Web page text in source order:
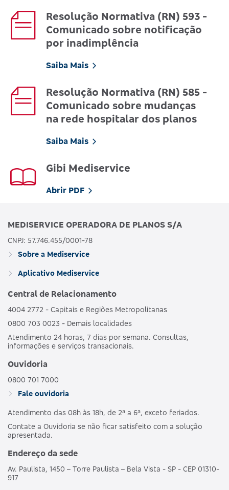
Resolução Normativa (RN) 593 -
Comunicado sobre notificação
por inadimplência
Saiba Mais
Resolução Normativa (RN) 585 -
Comunicado sobre mudanças
na rede hospitalar dos planos
Saiba Mais
Gibi Mediservice
Abrir PDF
MEDISERVICE OPERADORA DE PLANOS S/A
CNPJ: 57.746.455/0001-78
Sobre a Mediservice
Aplicativo Mediservice
Central de Relacionamento
4004 2772 - Capitais e Regiões Metropolitanas
0800 703 0023 - Demais localidades
Atendimento 24 horas, 7 dias por semana. Consultas,
informações e serviços transacionais.
Ouvidoria
0800 701 7000
Fale ouvidoria
Atendimento das 08h às 18h, de 2ª a 6ª, exceto feriados.
Contate a Ouvidoria se não ficar satisfeito com a solução
apresentada.
Endereço da sede
Av. Paulista, 1450 – Torre Paulista – Bela Vista - SP - CEP 01310-
917